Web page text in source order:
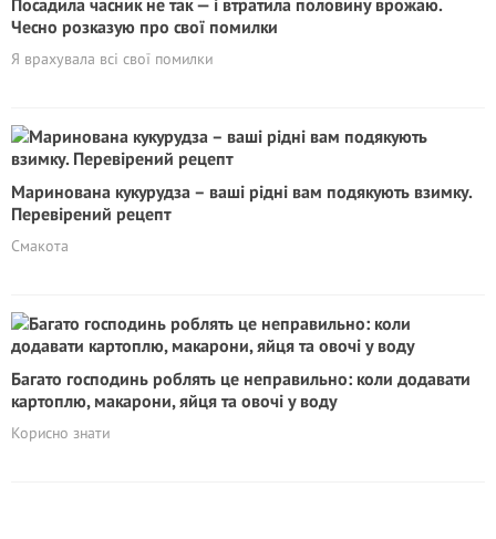
Посадила часник не так — і втратила половину врожаю.
Чесно розказую про свої помилки
Я врахувала всі свої помилки
Маринована кукурудза – ваші рідні вам подякують взимку.
Перевірений рецепт
Смакота
Багато господинь роблять це неправильно: коли додавати
картоплю, макарони, яйця та овочі у воду
Корисно знати